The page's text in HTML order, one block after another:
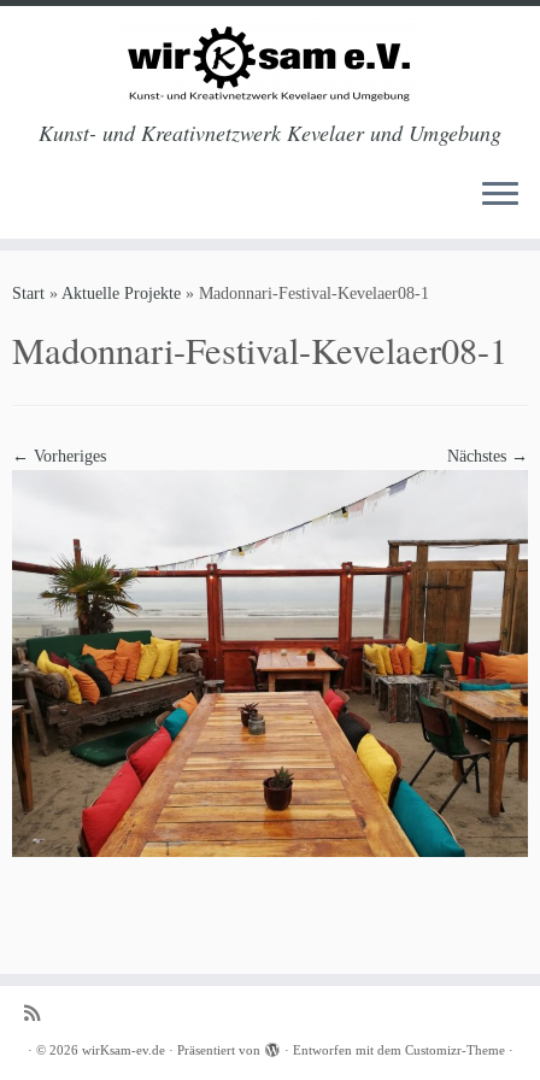
Inhalt
Kunst- und Kreativnetzwerk Kevelaer und Umgebung
Start » Aktuelle Projekte » Madonnari-Festival-Kevelaer08-1
Madonnari-Festival-Kevelaer08-1
← Vorheriges Nächstes →
· © 2026 wirKsam-ev.de· Präsentiert von · Entworfen mit dem Customizr-Theme·